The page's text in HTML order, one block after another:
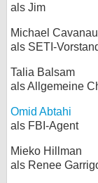
als Jim
Michael
als SETI-
Talia Balsam
als Allgemeine
Omid Abtahi
als FBI-Agent
Mieko Hillman
als Renee